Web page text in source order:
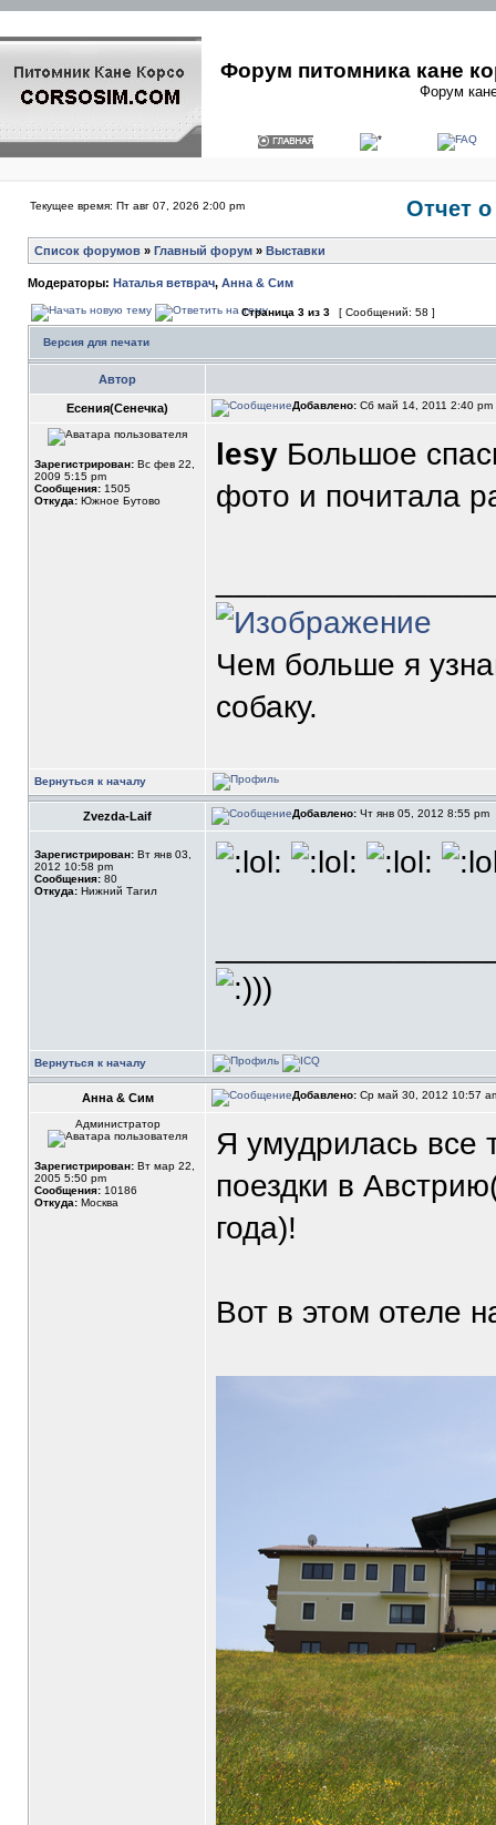
Форум питомника кане
Форум
Текущее время: Пт авг 07, 2026 2:00 pm Отчет
Список форумов » Главный форум » Выставки
Модераторы: Наталья ветврач, Анна & Сим
Страница 3 из 3 [ Сообщений: 58 ]
Версия для печати
Автор
Есения(Сенечка) Добавлено: Сб май 14, 2011 2:40 pm
Зарегистрирован: Вс фев 22,
2009 5:15 pm
Сообщения: 1505
Откуда: Южное Бутово
lesy Большое
фото и почитала
Чем больше я
собаку.
Вернуться к началу
Zvezda-Laif Добавлено: Чт янв 05, 2012 8:55 pm
Зарегистрирован: Вт янв 03,
2012 10:58 pm
Сообщения: 80
Откуда: Нижний Тагил
))
Вернуться к началу
Анна & Сим Добавлено: Ср май 30, 2012 10:57
Администратор
Зарегистрирован: Вт мар 22,
2005 5:50 pm
Сообщения: 10186
Откуда: Москва
Я умудрилась все
поездки в
года)!
Вот в этом отеле